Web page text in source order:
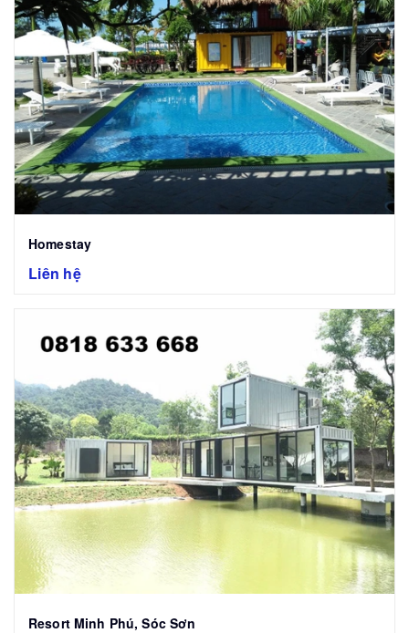
Homestay
Liên hệ
Resort Minh Phú, Sóc Sơn